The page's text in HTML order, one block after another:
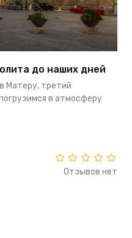
до наших дней
Матеру, третий
в атмосферу
Отзывов нет